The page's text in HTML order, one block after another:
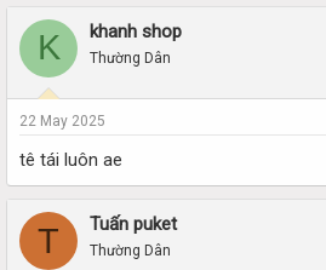
K khanh shop
Thường Dân
22 May 2025
tê tái luôn ae
T Tuấn puket
Thường Dân